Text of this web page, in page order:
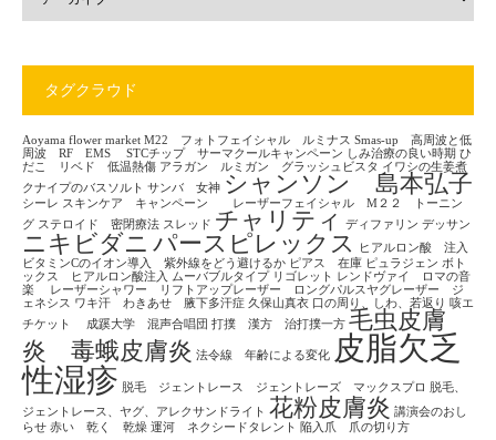
タグクラウド
Aoyama flower market M22 フォトフェイシャル ルミナス Smas-up 高周波と低
周波 RF EMS
STCチップ サーマクールキャンペーン しみ治療の良い時期 ひ
だこ リベド 低温熱傷 アラガン ルミガン グラッシュビスタ イワシの生姜煮
クナイプのバスソルト サンバ 女神 シャンソン 島本弘子
シーレ スキンケア キャンペーン レーザーフェイシャル M２２ トーニン
グ ステロイド 密閉療法 スレッド チャリティ ディファリン デッサン
ニキビダニ パースピレックス
ヒアルロン酸 注入
ビタミンCのイオン導入 紫外線をどう避けるか ピアス 在庫 ピュラジェン ボト
ックス ヒアルロン酸注入
ムーバブルタイプ リゴレット レンドヴァイ ロマの音
楽
レーザーシャワー リフトアップレーザー ロングパルスヤグレーザー ジ
ェネシス ワキ汗 わきあせ 腋下多汗症 久保山真衣 口の周り、しわ、若返り 咳エ
チケット
成蹊大学 混声合唱団 打撲 漢方 治打撲一方 毛虫皮膚
炎 毒蛾皮膚炎 法令線 年齢による変化
皮脂欠乏
性湿疹 脱毛 ジェントレース ジェントレーズ マックスプロ
脱毛、
ジェントレース、ヤグ、アレクサンドライト 花粉皮膚炎 講演会のおし
らせ 赤い 乾く 乾燥 運河 ネクシードタレント 陥入爪 爪の切り方